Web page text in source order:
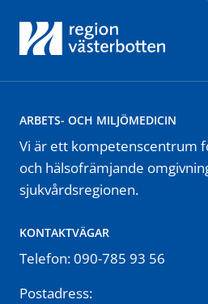
ARBETS- OCH MILJÖMEDICIN
Vi är ett kompetenscentrum
och hälsofrämjande
sjukvårdsregionen.
KONTAKTVÄGAR
Telefon: 090-785 93 56
Postadress: